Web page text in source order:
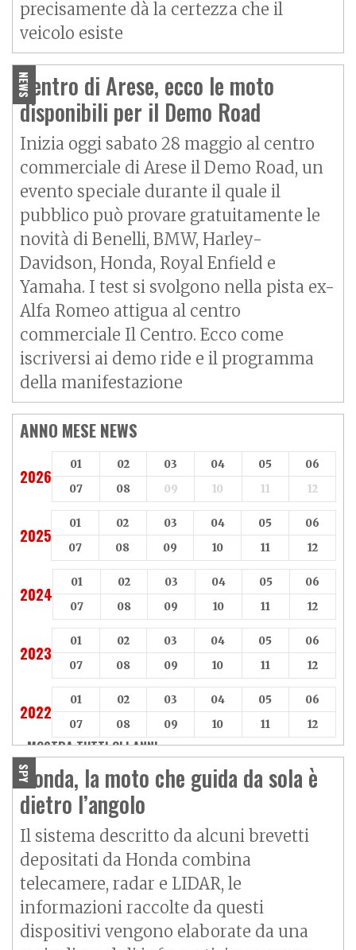
precisamente dà la certezza che il
veicolo esiste
NEWS
Centro di Arese, ecco le moto
disponibili per il Demo Road
Inizia oggi sabato 28 maggio al centro
commerciale di Arese il Demo Road, un
evento speciale durante il quale il
pubblico può provare gratuitamente le
novità di Benelli, BMW, Harley-
Davidson, Honda, Royal Enfield e
Yamaha. I test si svolgono nella pista ex-
Alfa Romeo attigua al centro
commerciale Il Centro. Ecco come
iscriversi ai demo ride e il programma
della manifestazione
ANNO MESE NEWS
2026
01 02 03 04 05
06
07
08 09 10 11 12
2025
01 02 03 04 05
06
07
08 09 10 11 12
2024
01 02 03 04 05
06
07
08 09 10 11 12
2023
01 02 03 04 05
06
07
08 09 10 11 12
2022
01 02 03 04 05
06
07
08 09 10 11 12
MOSTRA TUTTI GLI ANNI »
SPY
Honda, la moto che guida da sola è
dietro l’angolo
Il sistema descritto da alcuni brevetti
depositati da Honda combina
telecamere, radar e LIDAR, le
informazioni raccolte da questi
dispositivi vengono elaborate da una